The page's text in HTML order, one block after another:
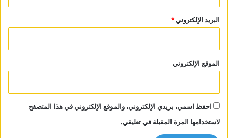
البريد الإلكتروني*
الموقع الإلكتروني
احفظ اسمي، بريدي الإلكتروني، والموقع الإلكتروني في هذا المتصفح
لاستخدامها المرة المقبلة في تعليقي.